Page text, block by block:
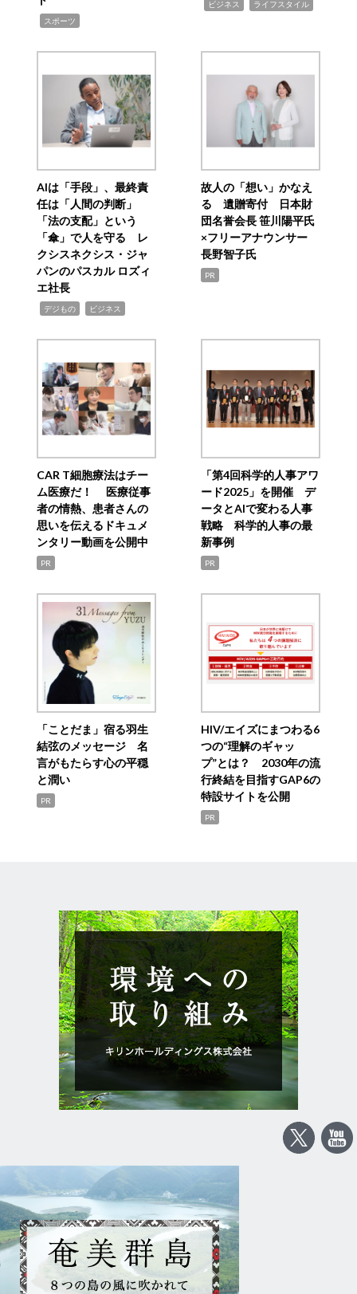
スポーツ
ビジネス ライフスタイル
AIは「手段」、最終責
任は「人間の判断」
「法の支配」という
「傘」で人を守る レ
クシスネクシス・ジャ
パンのパスカル ロズィ
エ社長
デジもの ビジネス
故人の「想い」かなえ
る 遺贈寄付 日本財
団名誉会長 笹川陽平氏
×フリーアナウンサー
長野智子氏
PR
CAR T細胞療法はチー
ム医療だ！ 医療従事
者の情熱、患者さんの
思いを伝えるドキュメ
ンタリー動画を公開中
PR
「第4回科学的人事アワ
ード2025」を開催 デ
ータとAIで変わる人事
戦略 科学的人事の最
新事例
PR
「ことだま」宿る羽生
結弦のメッセージ 名
言がもたらす心の平穏
と潤い
PR
HIV/エイズにまつわる6
つの“理解のギャッ
プ”とは？ 2030年の流
行終結を目指すGAP6の
特設サイトを公開
PR